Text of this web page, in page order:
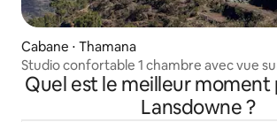
Cabane ⋅ Thamana
Studio confortable 1 chambre avec vue
Étage privé | Au calme
Quel est le meilleur moment
Lansdowne ?